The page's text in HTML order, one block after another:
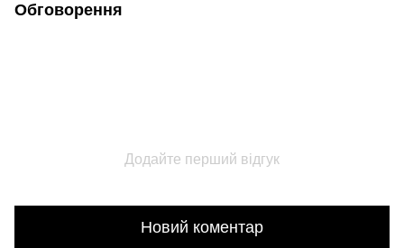
Обговорення
Додайте перший відгук
Новий коментар